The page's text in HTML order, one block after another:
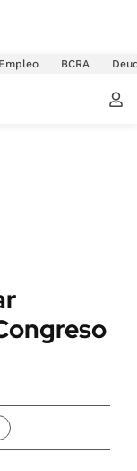
Empleo BCRA